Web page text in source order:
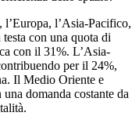
l’Asia-Pacifico,
con una quota di
con il 31%. L’Asia-
per il 24%,
Il Medio Oriente e
domanda costante da